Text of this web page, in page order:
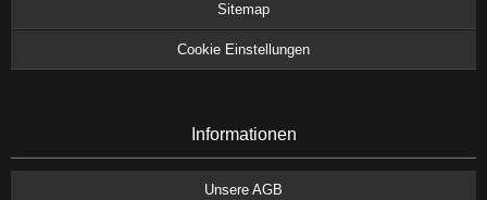
Sitemap
Cookie Einstellungen
Informationen
Unsere AGB